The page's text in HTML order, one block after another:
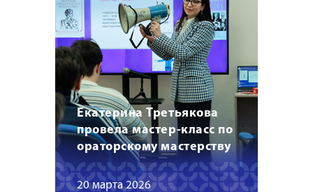
Екатерина Третьякова
провела мастер-класс по
ораторскому мастерству
20 марта 2026